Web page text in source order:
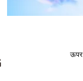
ऊपर